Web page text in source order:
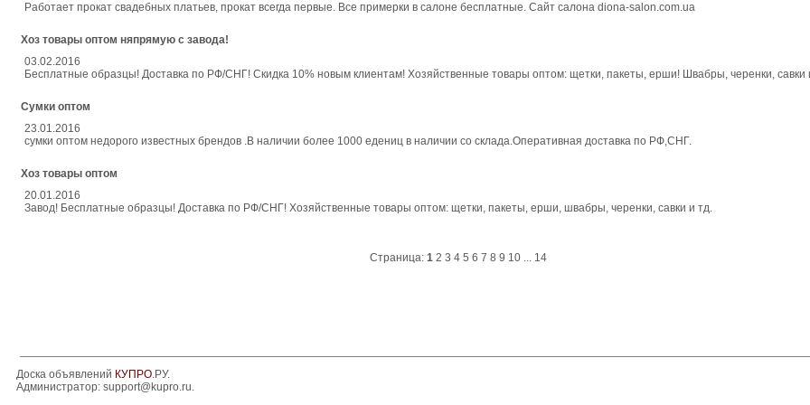
Работает прокат свадебных платьев, прокат всегда первые. Все примерки в салоне бесплатные. Сайт салона diona-salon.com.ua
Хоз товары оптом няпрямую с завода!
03.02.2016
Бесплатные образцы! Доставка по РФ/СНГ! Скидка 10% новым клиентам! Хозяйственные товары оптом: щетки, пакеты, ерши! Швабры, черенки, савки
Сумки оптом
23.01.2016
сумки оптом недорого известных брендов .В наличии более 1000 едениц в наличии со склада.Оперативная доставка по РФ,СНГ.
Хоз товары оптом
20.01.2016
Завод! Бесплатные образцы! Доставка по РФ/СНГ! Хозяйственные товары оптом: щетки, пакеты, ерши, швабры, черенки, савки и тд.
Страница: 1 2 3 4 5 6 7 8 9 10... 14
Доска объявлений КУПРО.РУ.
Администратор: support@kupro.ru.